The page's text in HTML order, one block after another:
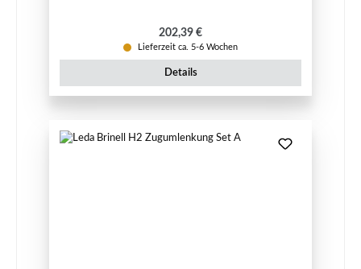
Regulärer Preis:
202,39 €
Lieferzeit ca. 5-6 Wochen
Details